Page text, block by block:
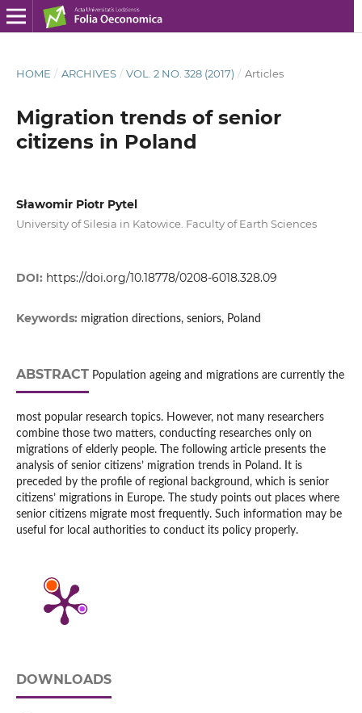
HOME / ARCHIVES / VOL. 2 NO. 328 (2017) / Articles
Migration trends of senior
citizens in Poland
Sławomir Piotr Pytel
University of Silesia in Katowice. Faculty of Earth Sciences
DOI: https://doi.org/10.18778/0208-6018.328.09
Keywords: migration directions, seniors, Poland
ABSTRACT Population ageing and migrations are currently the
most popular research topics. However, not many researchers
combine those two matters, conducting researches only on
migrations of elderly people. The following article presents the
analysis of senior citizens’ migration trends in Poland. It is
preceded by the profile of regional background, which is senior
citizens’ migrations in Europe. The study points out places where
senior citizens migrate most frequently. Such information may be
useful for local authorities to conduct its policy properly.
DOWNLOADS